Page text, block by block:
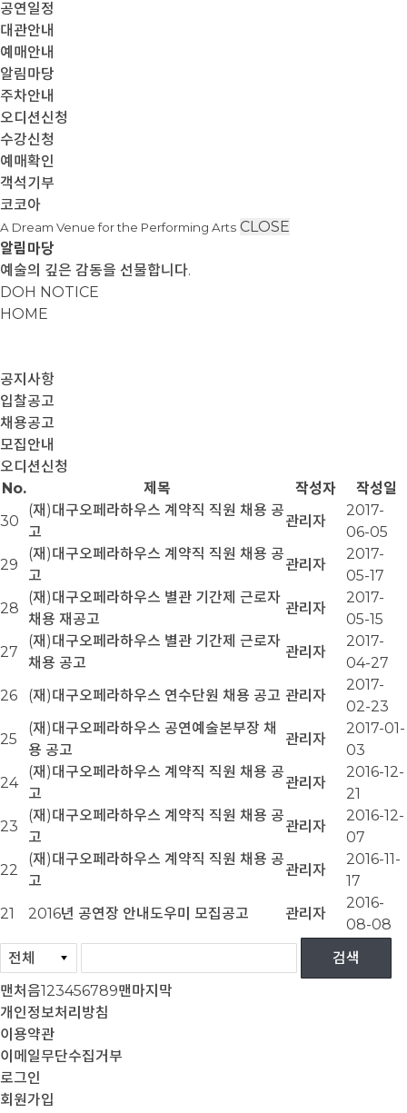
공연일정
대관안내
예매안내
알림마당
주차안내
오디션신청
수강신청
예매확인
객석기부
코코아
A Dream Venue for the Performing Arts CLOSE
알림마당
예술의 깊은 감동을 선물합니다.
DOH NOTICE
HOME
공지사항
입찰공고
채용공고
모집안내
오디션신청
No.
제목 작성자
작성일
30
(재)대구오페라하우스 계약직 직원 채용 공
고
관리자
2017-
06-05
29
(재)대구오페라하우스 계약직 직원 채용 공
고
관리자
2017-
05-17
28
(재)대구오페라하우스 별관 기간제 근로자
채용 재공고
관리자
2017-
05-15
27
(재)대구오페라하우스 별관 기간제 근로자
채용 공고
관리자
2017-
04-27
26
(재)대구오페라하우스 연수단원 채용 공고 관리자
2017-
02-23
25
(재)대구오페라하우스 공연예술본부장 채
용 공고
관리자
2017-01-
03
24
(재)대구오페라하우스 계약직 직원 채용 공
고
관리자
2016-12-
21
23
(재)대구오페라하우스 계약직 직원 채용 공
고
관리자
2016-12-
07
22
(재)대구오페라하우스 계약직 직원 채용 공
고
관리자
2016-11-
17
21
2016년 공연장 안내도우미 모집공고 관리자
2016-
08-08
맨처음123456789맨마지막
개인정보처리방침
이용약관
이메일무단수집거부
로그인
회원가입